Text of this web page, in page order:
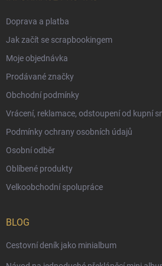
Doprava a platba
Jak začít se scrapbookingem
Moje objednávka
Prodávané značky
Obchodní podmínky
Vrácení, reklamace, odstoupení od kupní
Podmínky ochrany osobních údajů
Osobní odběr
Oblíbené produkty
Velkoobchodní spolupráce
BLOG
Cestovní deník jako minialbum